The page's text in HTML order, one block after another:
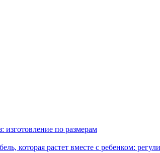
по размерам
которая растет вместе с ребенком: